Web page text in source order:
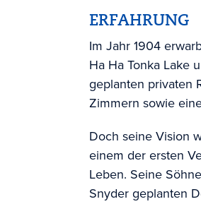
ERFAHRUNG
Im Jahr 1904
Ha Ha Tonka Lake
geplanten privaten
Zimmern sowie
Doch seine Vision
einem der ersten
Leben. Seine
Snyder geplanten